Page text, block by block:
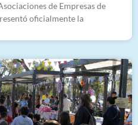
de Empresas de
oficialmente la